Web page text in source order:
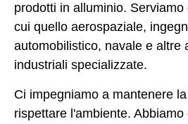
prodotti in alluminio.
cui quello aerospaziale,
automobilistico, navale e altre
industriali specializzate.
Ci impegniamo a mantenere
rispettare l'ambiente.